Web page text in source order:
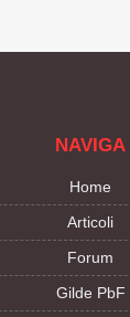
NAVIGA
Home
Articoli
Forum
Gilde PbF